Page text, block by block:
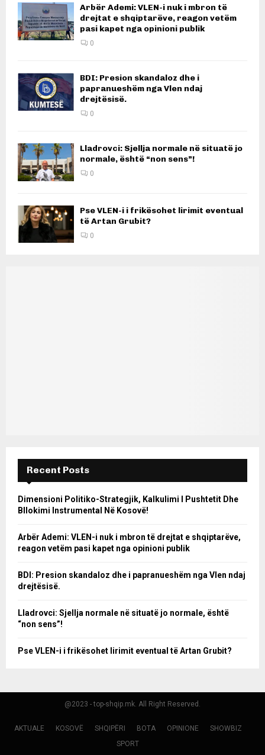
Arbër Ademi: VLEN-i nuk i mbron të
drejtat e shqiptarëve, reagon vetëm
pasi kapet nga opinioni publik
0
BDI: Presion skandaloz dhe i
papranueshëm nga Vlen ndaj
drejtësisë.
0
Lladrovci: Sjellja normale në situatë jo
normale, është “non sens”!
0
Pse VLEN-i i frikësohet lirimit eventual
të Artan Grubit?
0
Recent Posts
Dimensioni Politiko-Strategjik, Kalkulimi I Pushtetit Dhe
Bllokimi Instrumental Në Kosovë!
Arbër Ademi: VLEN-i nuk i mbron të drejtat e shqiptarëve,
reagon vetëm pasi kapet nga opinioni publik
BDI: Presion skandaloz dhe i papranueshëm nga Vlen ndaj
drejtësisë.
Lladrovci: Sjellja normale në situatë jo normale, është
“non sens”!
Pse VLEN-i i frikësohet lirimit eventual të Artan Grubit?
@2023 - top-shqip.mk. All Right Reserved.
AKTUALE KOSOVË SHQIPËRI BOTA OPINIONE
SHOWBIZ
SPORT